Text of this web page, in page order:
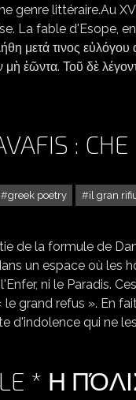
genre littéraire.Au
La fable d'Esope,
μετά τινος
ἐῶντα. Τοῦ δὲ
:
greek poetry il gran
de la formule de
un espace où les
ni le Paradis.
grand refus ». En
d'indolence qui ne
* Η